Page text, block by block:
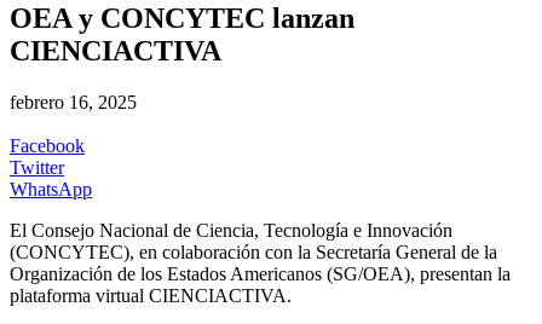
OEA y CONCYTEC lanzan
CIENCIACTIVA
febrero 16, 2025
Facebook
Twitter
WhatsApp
El Consejo Nacional de Ciencia, Tecnología e Innovación
(CONCYTEC), en colaboración con la Secretaría General de la
Organización de los Estados Americanos (SG/OEA), presentan la
plataforma virtual CIENCIACTIVA.